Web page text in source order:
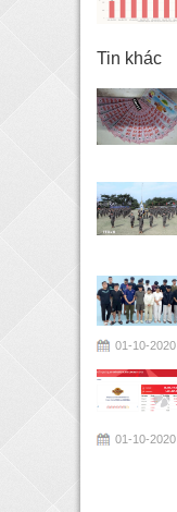
Tin khác
01-10-2020
01-10-2020